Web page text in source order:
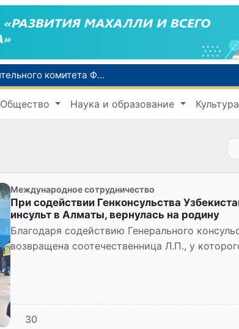
В Ташкенте состоялось заседание Исполнительного комитета Федерации тяжелой атлетики Азии
Коканд присоединился к Глобальному альянсу ЮНЕСКО по медиа- и информационной грамотности
В Ташкентской области шесть компаний подозреваются в уклонении от уплаты налогов на 42,5 млрд сумов
Общество Наука и образование Культура
Международное сотрудничество
При содействии Генконсульства
инсульт в Алматы, вернулась на родину
Благодаря содействию Генерального
возвращена соотечественница Л.П., у
30